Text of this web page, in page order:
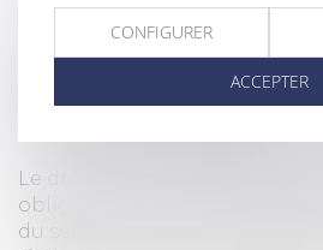
Le droit du travail est
Le droit du travail défini les
obligations entre les
du secteur privé, en
CONFIGURER
ACCEPTER